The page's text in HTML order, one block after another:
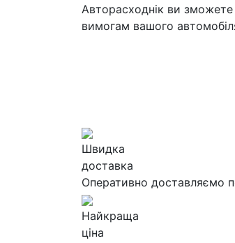
Авторасходнік ви
вимогам вашого
Швидка
доставка
Оперативно доставляємо
Найкраща
ціна